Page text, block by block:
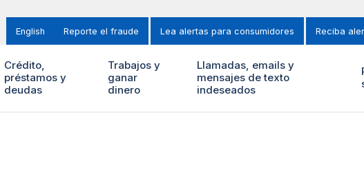
English Reporte el fraude Lea alertas para consumidores Reciba
Crédito,
préstamos y
deudas
Trabajos y
ganar
dinero
Llamadas, emails y
mensajes de texto
indeseados